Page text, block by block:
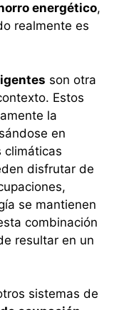
energético,
realmente es
son otra
Estos
la
en
climáticas
disfrutar de
se mantienen
combinación
resultar en un
sistemas de